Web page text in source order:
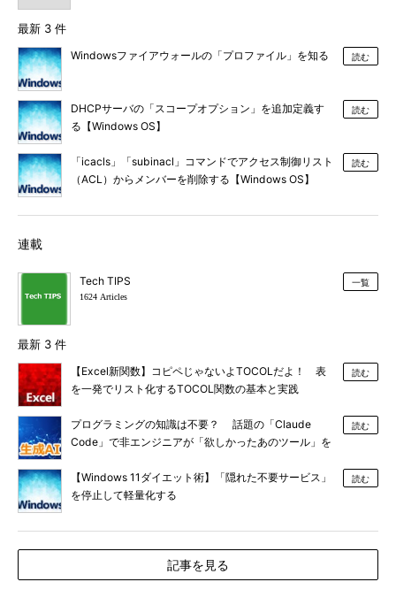
最新 3 件
Windowsファイアウォールの「プロファイル」を知る 読む
DHCPサーバの「スコープオプション」を追加定義す
る【Windows OS】
読む
「icacls」「subinacl」コマンドでアクセス制御リスト
（ACL）からメンバーを削除する【Windows OS】
読む
連載
Tech TIPS
1624 Articles
一覧
最新 3 件
【Excel新関数】コピペじゃないよTOCOLだよ！ 表
を一発でリスト化するTOCOL関数の基本と実践
読む
プログラミングの知識は不要？ 話題の「Claude
Code」で非エンジニアが「欲しかったあのツール」を
読む
【Windows 11ダイエット術】「隠れた不要サービス」
を停止して軽量化する
読む
記事を見る